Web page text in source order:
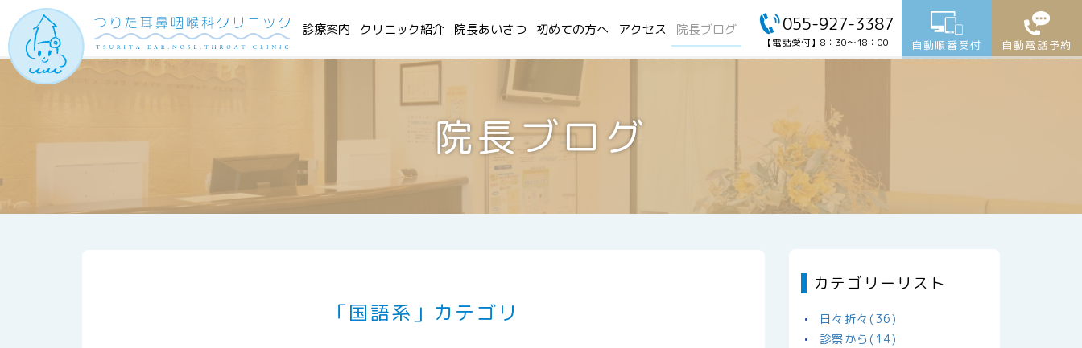
診療案内 クリニック紹介 院長あいさつ 初めての方へ アクセス 院長ブログ 055-927-3387
【電話受付】8：30～18：00 自動順番受付 自動電話予約
院長ブログ
「国語系」カテゴリ
カテゴリーリスト
日々折々(36)
診察から(14)